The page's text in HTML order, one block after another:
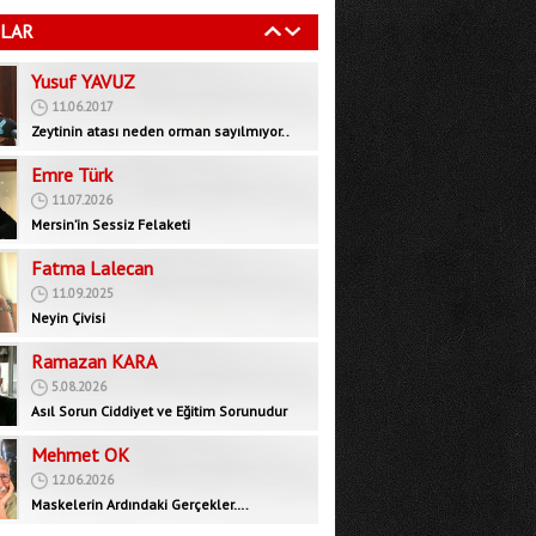
11.06.2017
Zeytinin atası neden orman sayılmıyor..
Emre Türk
11.07.2026
Mersin’in Sessiz Felaketi
Fatma Lalecan
11.09.2025
Neyin Çivisi
Ramazan KARA
5.08.2026
Asıl Sorun Ciddiyet ve Eğitim Sorunudur
Mehmet OK
12.06.2026
Maskelerin Ardındaki Gerçekler….
Bedrettin GÜNDEŞ
29.09.2025
İktidar muhalefeti devre dışı bırakarak yeni